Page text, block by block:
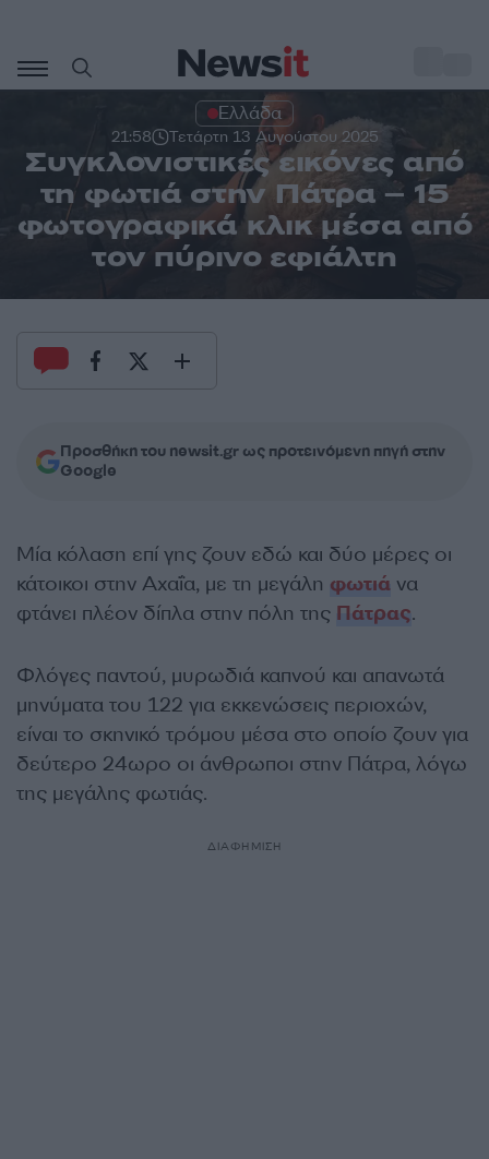
περιεχόμενο
Ελλάδα
21:58 Τετάρτη 13 Αυγούστου 2025
Συγκλονιστικές εικόνες από
τη φωτιά στην Πάτρα – 15
φωτογραφικά κλικ μέσα από
τον πύρινο εφιάλτη
Προσθήκη του newsit.gr ως προτεινόμενη πηγή στην
Google
Μία κόλαση επί γης ζουν εδώ και δύο μέρες οι
κάτοικοι στην Αχαΐα, με τη μεγάλη φωτιά να
φτάνει πλέον δίπλα στην πόλη της Πάτρας.
Φλόγες παντού, μυρωδιά καπνού και απανωτά
μηνύματα του 122 για εκκενώσεις περιοχών,
είναι το σκηνικό τρόμου μέσα στο οποίο ζουν για
δεύτερο 24ωρο οι άνθρωποι στην Πάτρα, λόγω
της μεγάλης φωτιάς.
ΔΙΑΦΗΜΙΣΗ